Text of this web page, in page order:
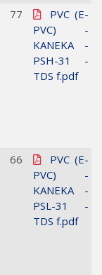
77
PVC (E-
PVC) -
KANEKA -
PSH-31 -
TDS f.pdf
66
PVC (E-
PVC) -
KANEKA -
PSL-31 -
TDS f.pdf